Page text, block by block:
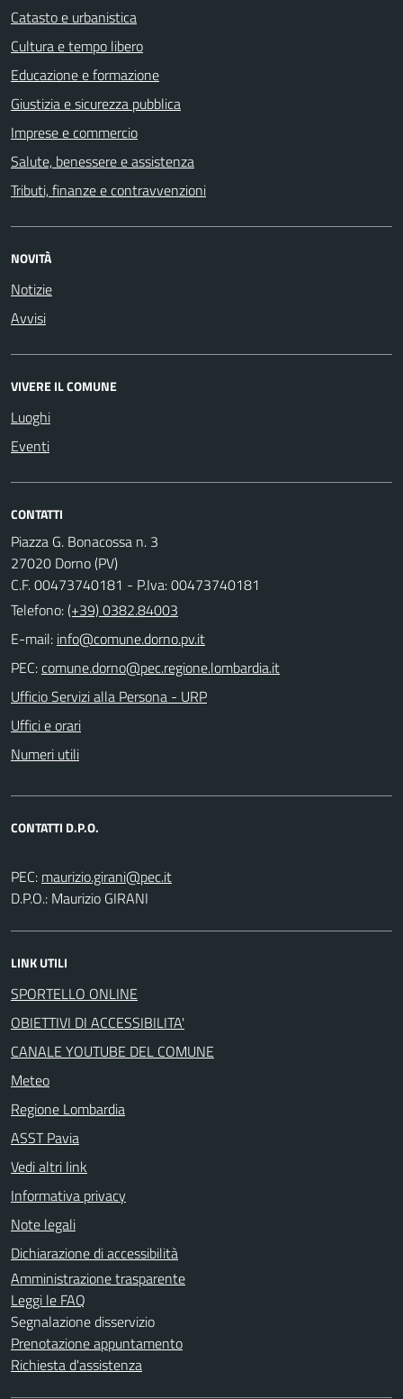
Catasto e urbanistica
Cultura e tempo libero
Educazione e formazione
Giustizia e sicurezza pubblica
Imprese e commercio
Salute, benessere e assistenza
Tributi, finanze e contravvenzioni
NOVITÀ
Notizie
Avvisi
VIVERE IL COMUNE
Luoghi
Eventi
CONTATTI
Piazza G. Bonacossa n. 3
27020 Dorno (PV)
C.F. 00473740181 - P.Iva: 00473740181
Telefono:(+39) 0382.84003
E-mail:
PEC:
Ufficio Servizi alla Persona - URP
Uffici e orari
Numeri utili
CONTATTI D.P.O.
PEC:
D.P.O.: Maurizio GIRANI
LINK UTILI
SPORTELLO ONLINE
OBIETTIVI DI ACCESSIBILITA'
CANALE YOUTUBE DEL COMUNE
Meteo
Regione Lombardia
ASST Pavia
Vedi altri link
Informativa privacy
Note legali
Dichiarazione di accessibilità
Amministrazione trasparente
Leggi le FAQ
Segnalazione disservizio
Prenotazione appuntamento
Richiesta d'assistenza